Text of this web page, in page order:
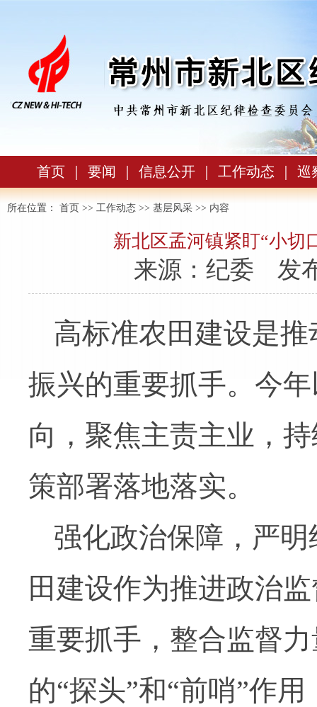
首页 要闻 信息公开 工作动态 巡
所在位置： 首页 >> 工作动态 >> 基层风采 >> 内容
新北区孟河镇紧盯“小切
来源：纪委 发
高标准农田建设是
振兴的重要抓手。今
向，聚焦主责主业，
策部署落地落实。
强化政治保障，严
田建设作为推进政治
重要抓手，整合监督
的“探头”和“前哨”作